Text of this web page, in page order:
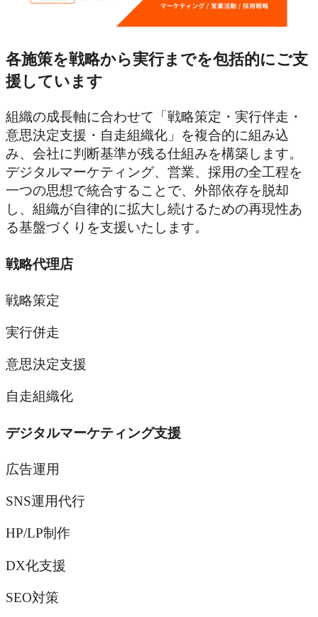
各施策を戦略から実行までを包括的にご支
援しています
組織の成長軸に合わせて「戦略策定・実行伴走・
意思決定支援・自走組織化」を複合的に組み込
み、会社に判断基準が残る仕組みを構築します。
デジタルマーケティング、営業、採用の全工程を
一つの思想で統合することで、外部依存を脱却
し、組織が自律的に拡大し続けるための再現性あ
る基盤づくりを支援いたします。
戦略代理店
戦略策定
実行併走
意思決定支援
自走組織化
デジタルマーケティング支援
広告運用
SNS運用代行
HP/LP制作
DX化支援
SEO対策